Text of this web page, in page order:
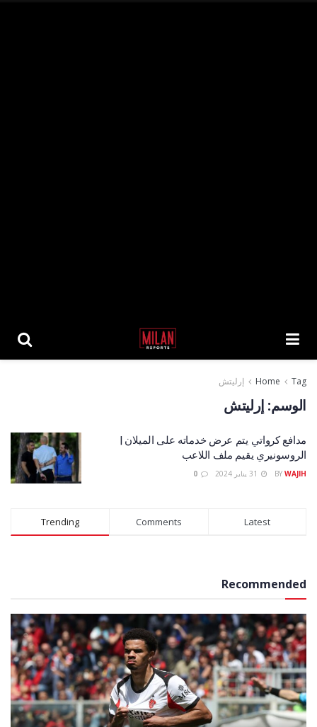
Home Tag إرليتش
الوسم: إرليتش
مدافع كرواتي يتم عرض خدماته على الميلان |
الروسونيري يقيم ملف اللاعب
BY WAJIH
Trending Comments Latest
Recommended